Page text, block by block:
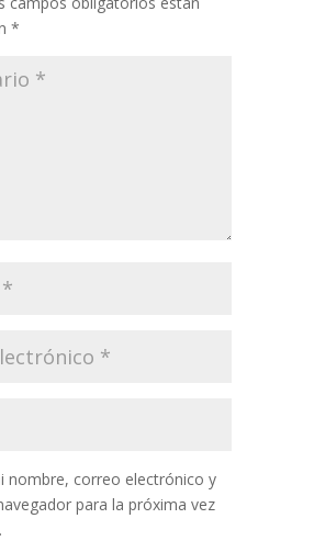
*
nombre, correo electrónico y
para la próxima vez